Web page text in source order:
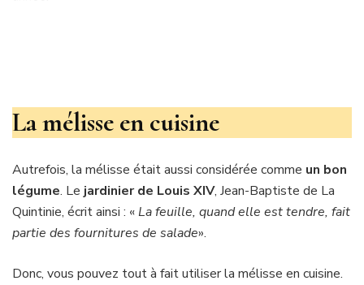
La mélisse en cuisine
Autrefois, la mélisse était aussi considérée comme un bon
légume. Le jardinier de Louis XIV, Jean-Baptiste de La
Quintinie, écrit ainsi : «La feuille, quand elle est tendre, fait
partie des fournitures de salade».
Donc, vous pouvez tout à fait utiliser la mélisse en cuisine.